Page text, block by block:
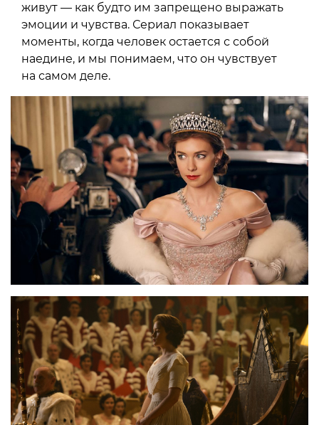
живут — как будто им запрещено выражать
эмоции и чувства. Сериал показывает
моменты, когда человек остается с собой
наедине, и мы понимаем, что он чувствует
на самом деле.